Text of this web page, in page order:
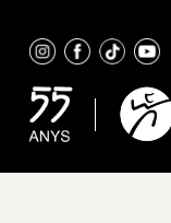
content